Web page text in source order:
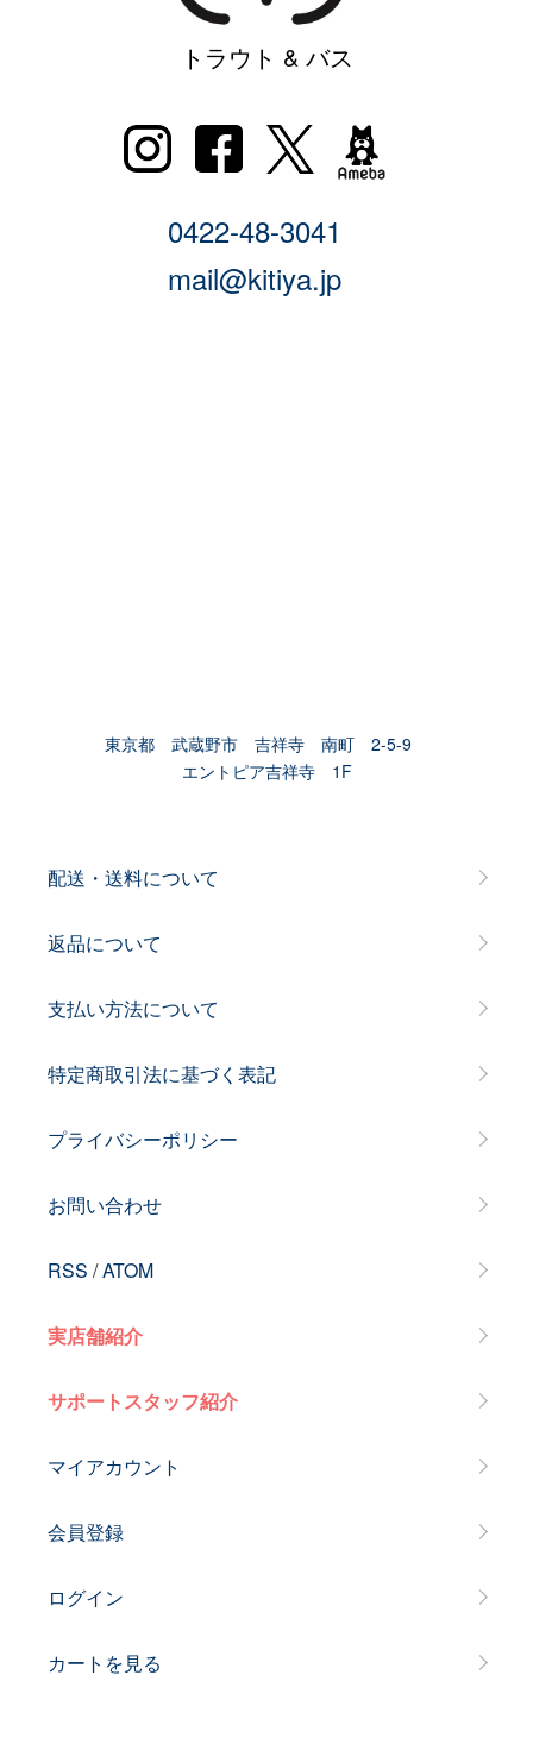
トラウト & バス
0422-48-3041
mail@kitiya.jp
東京都 武蔵野市 吉祥寺 南町 2-5-9
エントピア吉祥寺 1F
配送・送料について
返品について
支払い方法について
特定商取引法に基づく表記
プライバシーポリシー
お問い合わせ
RSS /ATOM
実店舗紹介
サポートスタッフ紹介
マイアカウント
会員登録
ログイン
カートを見る